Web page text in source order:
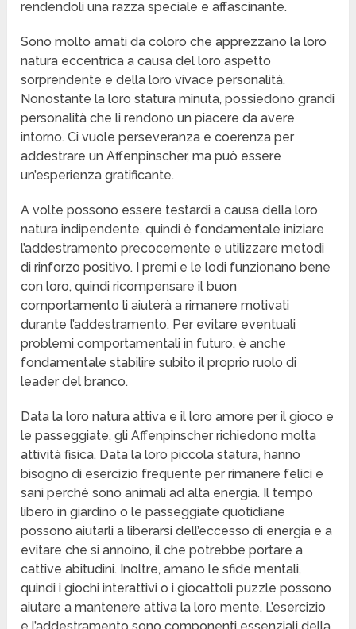
rendendoli una razza speciale e affascinante.
Sono molto amati da coloro che apprezzano la loro
natura eccentrica a causa del loro aspetto
sorprendente e della loro vivace personalità.
Nonostante la loro statura minuta, possiedono grandi
personalità che li rendono un piacere da avere
intorno. Ci vuole perseveranza e coerenza per
addestrare un Affenpinscher, ma può essere
un’esperienza gratificante.
A volte possono essere testardi a causa della loro
natura indipendente, quindi è fondamentale iniziare
l’addestramento precocemente e utilizzare metodi
di rinforzo positivo. I premi e le lodi funzionano bene
con loro, quindi ricompensare il buon
comportamento li aiuterà a rimanere motivati
durante l’addestramento. Per evitare eventuali
problemi comportamentali in futuro, è anche
fondamentale stabilire subito il proprio ruolo di
leader del branco.
Data la loro natura attiva e il loro amore per il gioco e
le passeggiate, gli Affenpinscher richiedono molta
attività fisica. Data la loro piccola statura, hanno
bisogno di esercizio frequente per rimanere felici e
sani perché sono animali ad alta energia. Il tempo
libero in giardino o le passeggiate quotidiane
possono aiutarli a liberarsi dell’eccesso di energia e a
evitare che si annoino, il che potrebbe portare a
cattive abitudini. Inoltre, amano le sfide mentali,
quindi i giochi interattivi o i giocattoli puzzle possono
aiutare a mantenere attiva la loro mente. L’esercizio